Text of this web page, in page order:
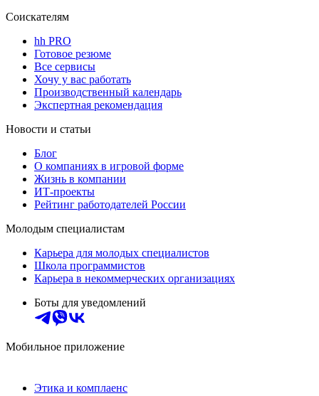
Соискателям
hh PRO
Готовое резюме
Все сервисы
Хочу у вас работать
Производственный календарь
Экспертная рекомендация
Новости и статьи
Блог
О компаниях в игровой форме
Жизнь в компании
ИТ-проекты
Рейтинг работодателей России
Молодым специалистам
Карьера для молодых специалистов
Школа программистов
Карьера в некоммерческих организациях
Боты для уведомлений
Мобильное приложение
Этика и комплаенс